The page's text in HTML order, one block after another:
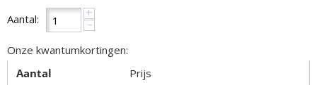
Aantal: +
−
Onze kwantumkortingen:
Aantal
Prijs